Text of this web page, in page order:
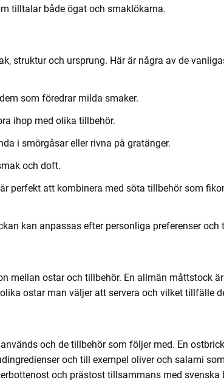
tilltalar både ögat och smaklökarna.
struktur och ursprung. Här är några av de
som föredrar milda smaker.
ihop med olika tillbehör.
i smörgåsar eller rivna på gratänger.
och doft.
perfekt att kombinera med söta tillbehör som
kan anpassas efter personliga preferenser och
mellan ostar och tillbehör. En allmän måttstock
ostar man väljer att servera och vilket tillfälle
och de tillbehör som följer med. En
och till exempel oliver och salami
och prästost tillsammans med svenska